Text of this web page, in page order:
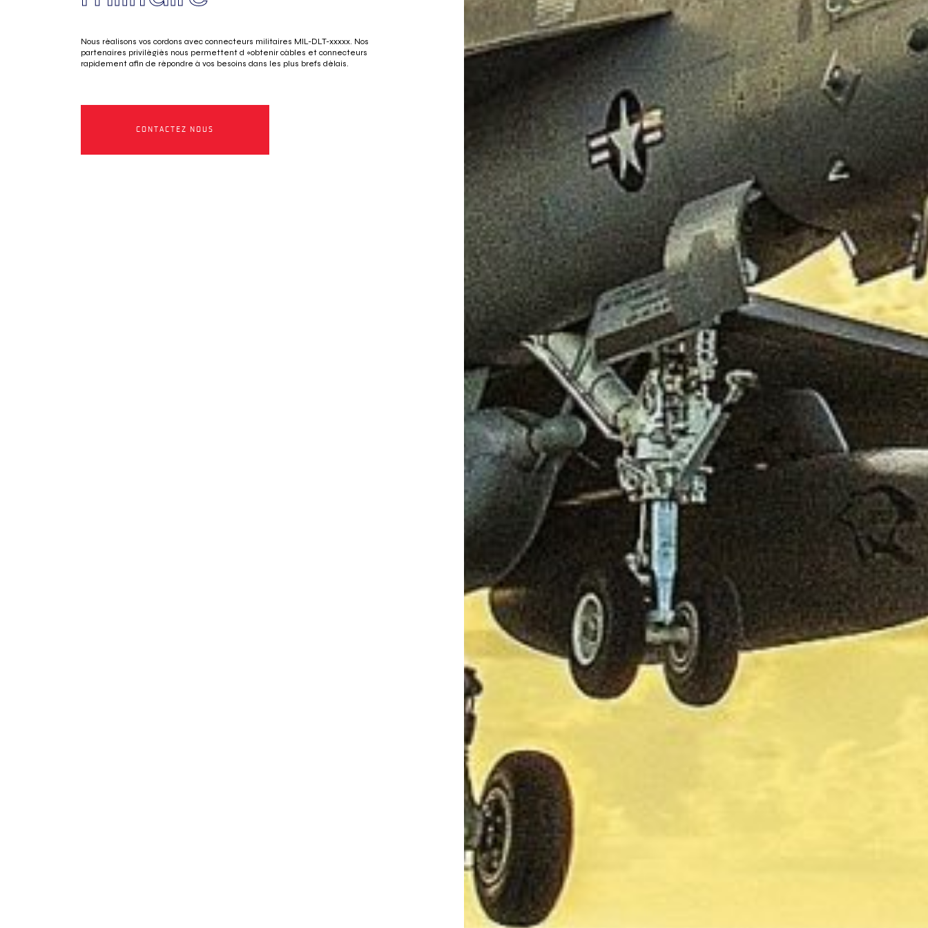
Nous réalisons vos cordons avec connecteurs militaires MIL-DLT-xxxxx. Nos
partenaires privilégiés nous permettent d »obtenir câbles et connecteurs
rapidement afin de répondre à vos besoins dans les plus brefs délais.
CONTACTEZ NOUS